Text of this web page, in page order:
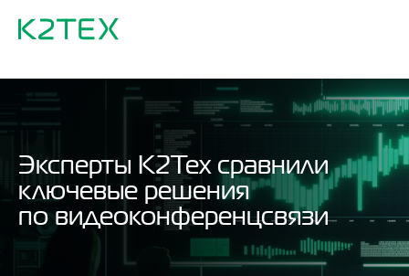
Эксперты К2Тех сравнили
ключевые решения
по видеоконференцсвязи